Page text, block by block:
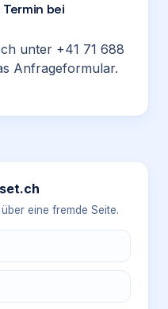
bei
unter +41 71 688
Anfrageformular.
eine fremde Seite.